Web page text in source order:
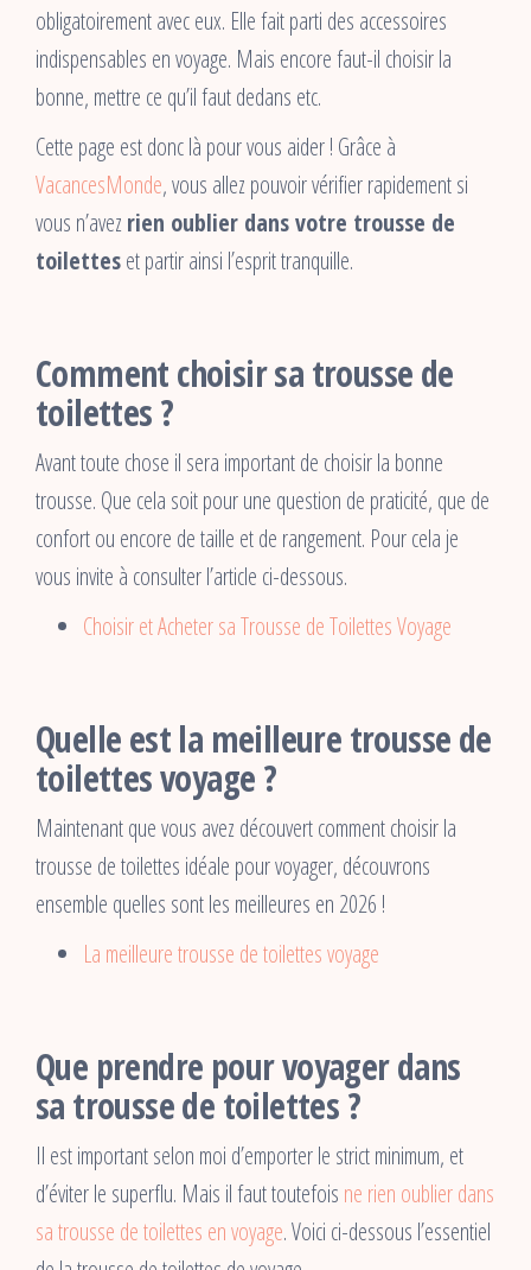
obligatoirement avec eux. Elle fait parti des accessoires
indispensables en voyage. Mais encore faut-il choisir la
bonne, mettre ce qu’il faut dedans etc.
Cette page est donc là pour vous aider ! Grâce à
VacancesMonde, vous allez pouvoir vérifier rapidement si
vous n’avez rien oublier dans votre trousse de
toiletteset partir ainsi l’esprit tranquille.
Comment choisir sa trousse de
toilettes ?
Avant toute chose il sera important de choisir la bonne
trousse. Que cela soit pour une question de praticité, que de
confort ou encore de taille et de rangement. Pour cela je
vous invite à consulter l’article ci-dessous.
Choisir et Acheter sa Trousse de Toilettes Voyage
Quelle est la meilleure trousse de
toilettes voyage ?
Maintenant que vous avez découvert comment choisir la
trousse de toilettes idéale pour voyager, découvrons
ensemble quelles sont les meilleures en 2026 !
La meilleure trousse de toilettes voyage
Que prendre pour voyager dans
sa trousse de toilettes ?
Il est important selon moi d’emporter le strict minimum, et
d’éviter le superflu. Mais il faut toutefois ne rien oublier dans
sa trousse de toilettes en voyage. Voici ci-dessous l’essentiel